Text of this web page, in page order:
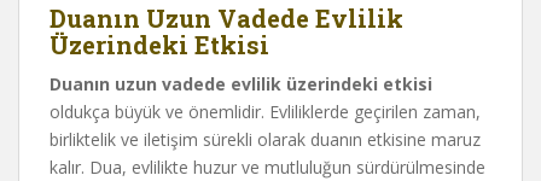
Duanın Uzun Vadede Evlilik
Üzerindeki Etkisi
Duanın uzun vadede evlilik üzerindeki etkisi
oldukça büyük ve önemlidir. Evliliklerde geçirilen zaman,
birliktelik ve iletişim sürekli olarak duanın etkisine maruz
kalır. Dua, evlilikte huzur ve mutluluğun sürdürülmesinde